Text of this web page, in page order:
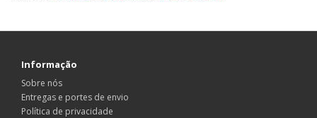
Informação
Sobre nós
Entregas e portes de envio
Política de privacidade